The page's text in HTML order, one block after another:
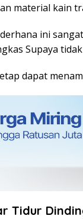
material kain
ini
Supaya
dapat
Tidur